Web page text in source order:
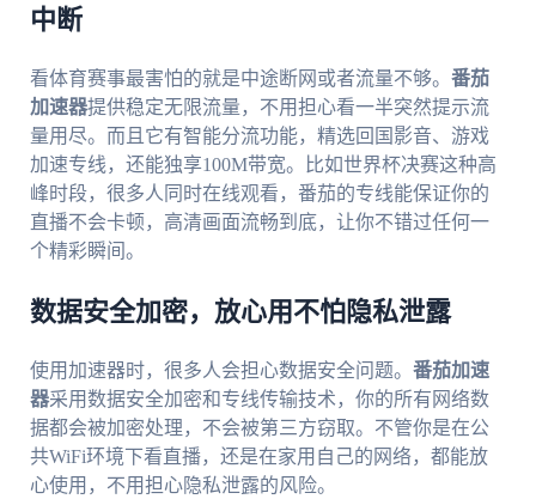
中断
看体育赛事最害怕的就是中途断网或者流量不够。 番茄
加速器提供稳定无限流量，不用担心看一半突然提示流
量用尽。而且它有智能分流功能，精选回国影音、游戏
加速专线，还能独享100M带宽。比如世界杯决赛这种高
峰时段，很多人同时在线观看，番茄的专线能保证你的
直播不会卡顿，高清画面流畅到底，让你不错过任何一
个精彩瞬间。
数据安全加密，放心用不怕隐私泄露
使用加速器时，很多人会担心数据安全问题。 番茄加速
器采用数据安全加密和专线传输技术，你的所有网络数
据都会被加密处理，不会被第三方窃取。不管你是在公
共WiFi环境下看直播，还是在家用自己的网络，都能放
心使用，不用担心隐私泄露的风险。